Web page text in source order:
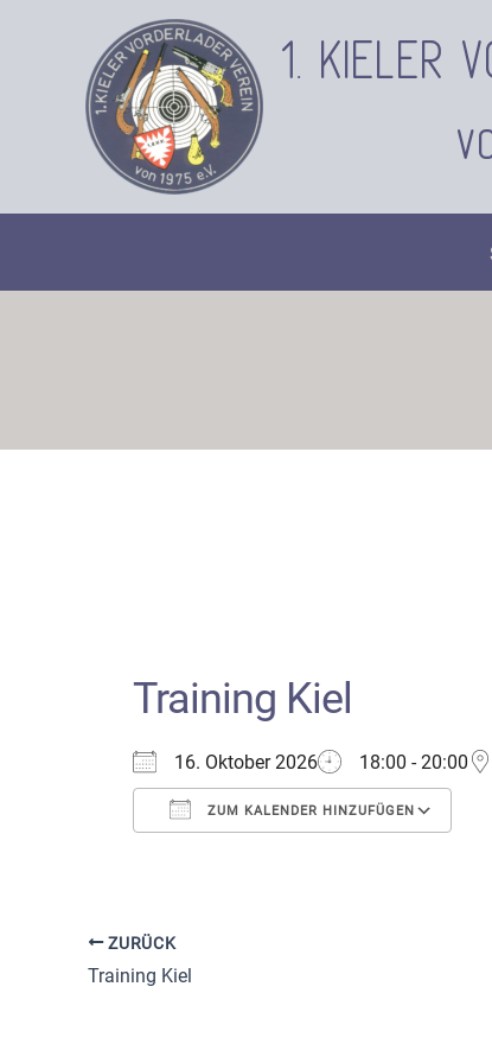
1. KIELER
Training Kiel
16. Oktober 2026 18:00 - 20:00
ZUM KALENDER HINZUFÜGEN
ZURÜCK
Training Kiel